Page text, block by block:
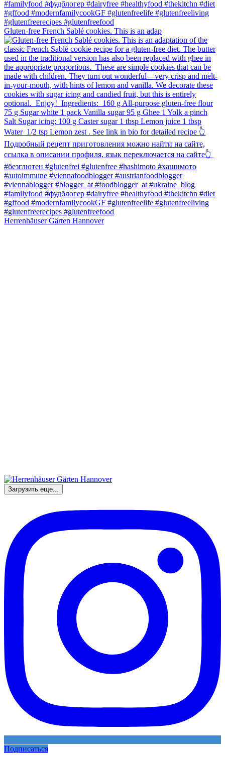
Gluten-free French Sablé cookies.⁠ This is an adap
Herrenhäuser Gärten Hannover
Загрузить еще...
Подписаться